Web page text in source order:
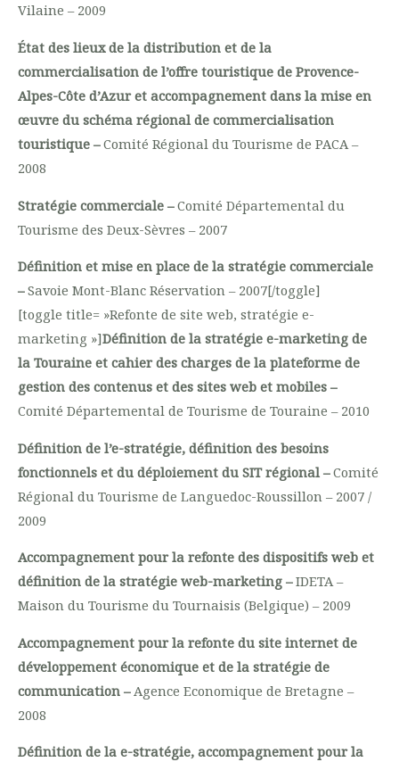
Vilaine – 2009
État des lieux de la distribution et de la
commercialisation de l’offre touristique de Provence-
Alpes-Côte d’Azur et accompagnement dans la mise en
œuvre du schéma régional de commercialisation
touristique –Comité Régional du Tourisme de PACA –
2008
Stratégie commerciale –Comité Départemental du
Tourisme des Deux-Sèvres – 2007
Définition et mise en place de la stratégie commerciale
–Savoie Mont-Blanc Réservation – 2007[/toggle]
[toggle title= »Refonte de site web, stratégie e-
marketing »]Définition de la stratégie e-marketing de
la Touraine et cahier des charges de la plateforme de
gestion des contenus et des sites web et mobiles –
Comité Départemental de Tourisme de Touraine – 2010
Définition de l’e-stratégie, définition des besoins
fonctionnels et du déploiement du SIT régional –Comité
Régional du Tourisme de Languedoc-Roussillon – 2007 /
2009
Accompagnement pour la refonte des dispositifs web et
définition de la stratégie web-marketing –IDETA –
Maison du Tourisme du Tournaisis (Belgique) – 2009
Accompagnement pour la refonte du site internet de
développement économique et de la stratégie de
communication – Agence Economique de Bretagne –
2008
Définition de la e-stratégie, accompagnement pour la